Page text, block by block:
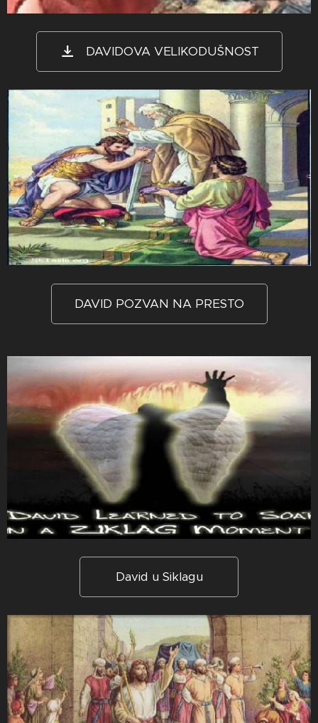
DAVIDOVA VELIKODUŠNOST
DAVID POZVAN NA PRESTO
David u Siklagu